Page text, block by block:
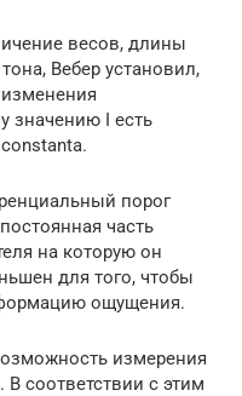
весов, длины
Вебер установил,
значению I есть
порог
часть
на которую он
для того, чтобы
ощущения.
измерения
В соответствии с этим